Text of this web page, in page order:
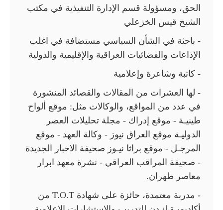
الحق، ومسؤولة قسم الإدارة التنفيذية في مكتب
الشيخ قيس الخزعلي
- باحثة في الشأن السياسي مستضافة في اغلب
الإذاعات والفضائيات العراقية والإقليمية والدولية
- كاتبة وشاعرة وإعلامية
- لها العشرات من المقالات والقصائد المنشورة
في عدد من المواقع، والوكالات مثل: موقع ألواح
طينيـة - موقع إدراك - مجلة تحليلات العصر
الدوليـة موقع العراق نيوز - وكالة العهد - موقع
المرجـل - موقع براثا نيـوز صحيفة الاخبار الجديدة
- صحيفة المراقب العراقي - نشرة معهد ابرار
معاصر طهران.
- مدربة معتمدة، حائزة على شهادة T.O.T من